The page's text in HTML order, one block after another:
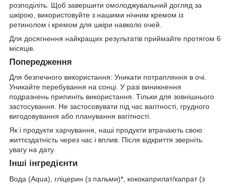
розподіліть. Щоб завершити омолоджувальний догляд за
шкірою, використовуйте з нашими нічним кремом із
ретинолом і кремом для шкіри навколо очей.
Для досягнення найкращих результатів приймайте протягом 6
місяців.
Попередження
Для безпечного використання: Уникати потрапляння в очі.
Уникайте перебування на сонці. У разі виникнення
подразнень припиніть використання. Тільки для зовнішнього
застосування. Не застосовувати під час вагітності, грудного
вигодовування або планування вагітності.
Як і продукти харчування, наші продукти втрачають свою
життєздатність через час і вплив. Після відкриття зверніть
увагу на дату.
Інші інгредієнти
Вода (Aqua), гліцерин (з пальми)*, кококаприлат/капрат (з